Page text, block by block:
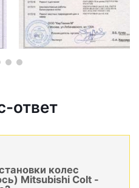
ответ
колес
Mitsubishi Colt -